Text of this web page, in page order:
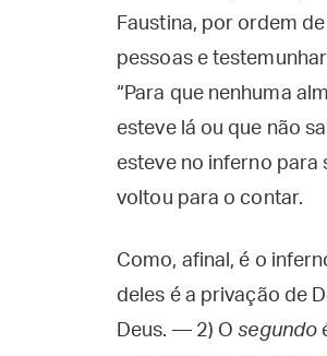
Faustina, por ordem
pessoas e
“Para que nenhuma
esteve lá ou que não
esteve no inferno para
voltou para o contar.
Como, afinal, é o
deles é a privação de
Deus. — 2) O segundo